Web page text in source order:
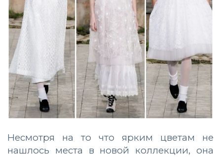
Несмотря на то что ярким цветам не
нашлось места в новой коллекции, она